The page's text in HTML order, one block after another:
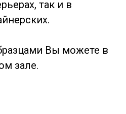
так и в
Вы можете в
зале.